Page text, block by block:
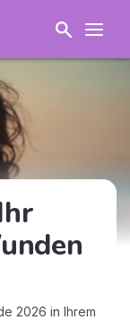
2026 in Ihrem